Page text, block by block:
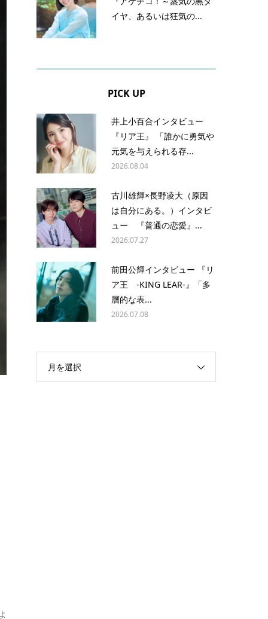
イヤ、あるいは狂気の...
PICK UP
井上小百合インタビュー
『リア王』 「誰かに勇気や
元気を与えられる存...
2026.08.04
古川雄輝×長野凌大（原因
は自分にある。）インタビ
ュー 『普通の恋愛』...
2026.07.27
前田公輝インタビュー 『リ
ア王 -KING LEAR-』「多
層的な表...
2026.07.08
月を選択